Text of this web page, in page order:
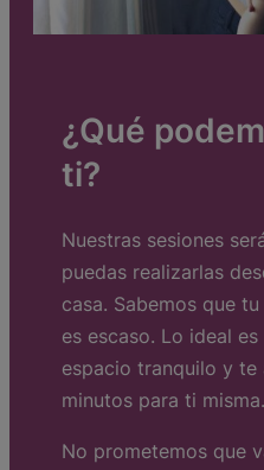
¿Qué
ti?
Nuestras sesiones
puedas realizarlas
casa. Sabemos que
es escaso. Lo ideal
espacio tranquilo y
minutos para ti misma.
No prometemos que